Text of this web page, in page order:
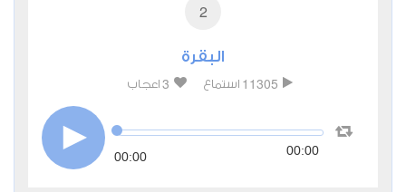
2
البقرة
11305 استماع 3 اعجاب
00:00 00:00